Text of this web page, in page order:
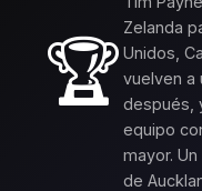
🏆
Zelanda
Unidos,
vuelven a
después,
equipo
mayor.
de